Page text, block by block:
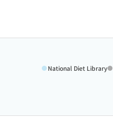
National Diet Library